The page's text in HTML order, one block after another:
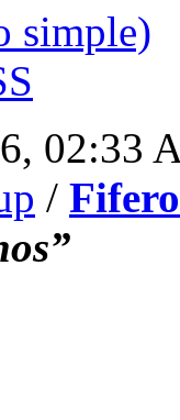
simple)
02:33
/